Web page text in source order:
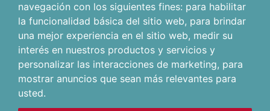
navegación con los siguientes fines: para habilitar
la funcionalidad básica del sitio web, para brindar
una mejor experiencia en el sitio web, medir su
interés en nuestros productos y servicios y
personalizar las interacciones de marketing, para
mostrar anuncios que sean más relevantes para
usted.